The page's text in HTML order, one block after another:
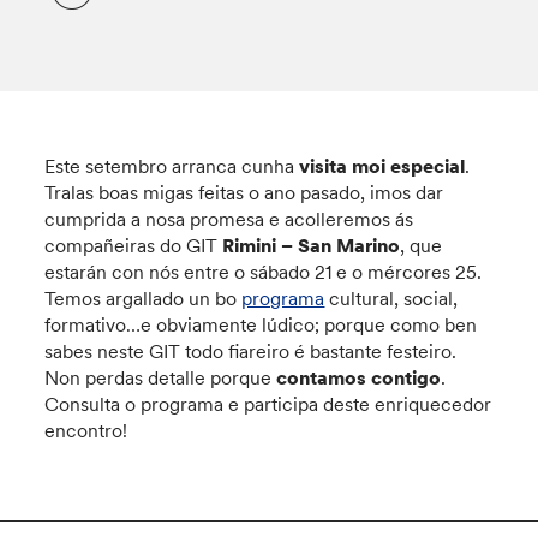
Este setembro arranca cunhavisita moi especial.
Tralas boas migas feitas o ano pasado, imos dar
cumprida a nosa promesa e acolleremos ás
compañeiras do GIT Rimini – San Marino, que
estarán con nós entre o sábado 21 e o mércores 25.
Temos argallado un bo programa cultural, social,
formativo…e obviamente lúdico; porque como ben
sabes neste GIT todo fiareiro é bastante festeiro.
Non perdas detalle porquecontamos contigo.
Consulta o programa e participa deste enriquecedor
encontro!